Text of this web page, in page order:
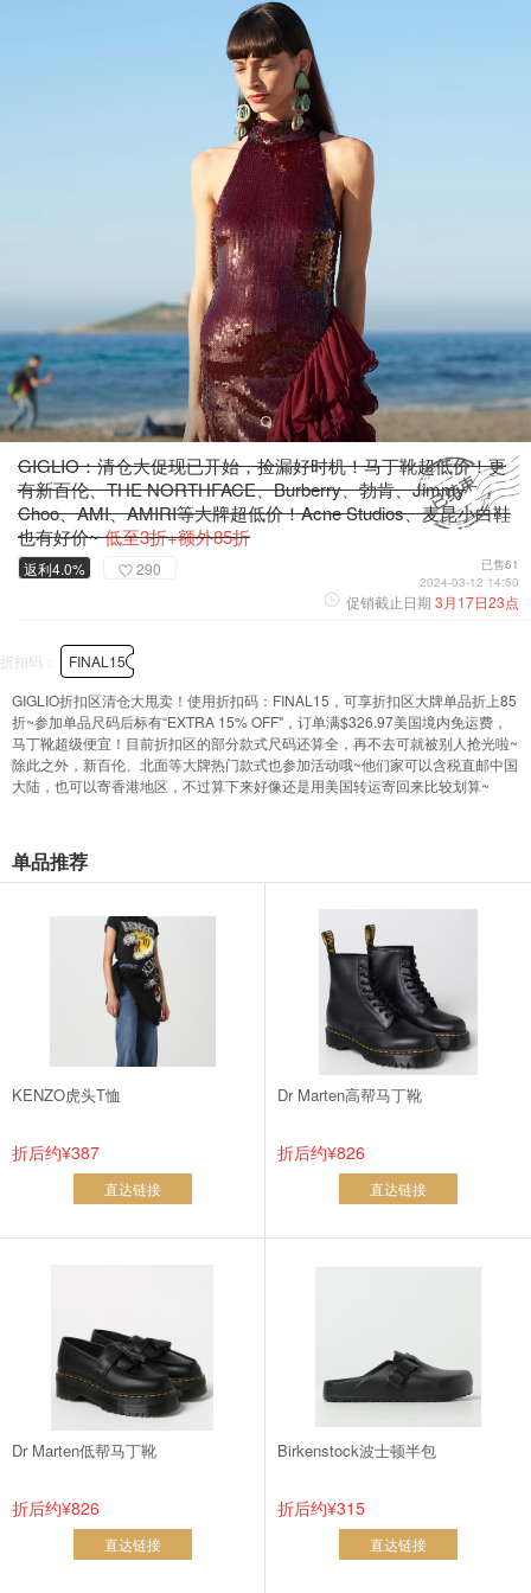
GIGLIO：清仓大促现已开始，捡漏好时机！马丁靴超低价！更
有新百伦、THE NORTHFACE、Burberry、勃肯、Jimmy
Choo、AMI、AMIRI等大牌超低价！Acne Studios、麦昆小白鞋
也有好价~低至3折+额外85折
返利4.0% 290
已售61
2024-03-12 14:50
促销截止日期 3月17日23点
折扣码：
FINAL15
GIGLIO折扣区清仓大甩卖！使用折扣码：FINAL15，可享折扣区大牌单品折上85
折~参加单品尺码后标有“EXTRA 15% OFF"，订单满$326.97美国境内免运费，
马丁靴超级便宜！目前折扣区的部分款式尺码还算全，再不去可就被别人抢光啦~
除此之外，新百伦、北面等大牌热门款式也参加活动哦~他们家可以含税直邮中国
大陆，也可以寄香港地区，不过算下来好像还是用美国转运寄回来比较划算~
单品推荐
KENZO虎头T恤
折后约¥387
直达链接
Dr Marten高帮马丁靴
折后约¥826
直达链接
Dr Marten低帮马丁靴
折后约¥826
直达链接
Birkenstock波士顿半包
折后约¥315
直达链接